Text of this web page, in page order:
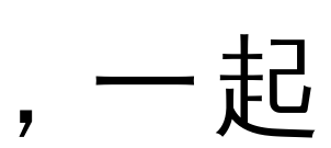
一起